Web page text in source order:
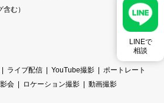
LINEで
相談
む）
ライブ配信 YouTube撮影
ポートレート
会 ロケーション撮影
動画撮影